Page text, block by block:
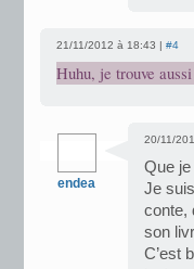
21/11/2012 à 18:43 | #4
Huhu, je trouve
endea
20/11/
Que
Je
conte,
son
C’est